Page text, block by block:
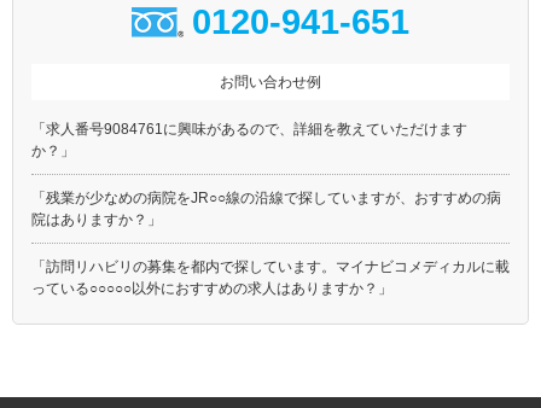
0120-941-651
お問い合わせ例
「求人番号9084761に興味があるので、詳細を教えていただけます
か？」
「残業が少なめの病院をJR○○線の沿線で探していますが、おすすめの病
院はありますか？」
「訪問リハビリの募集を都内で探しています。マイナビコメディカルに載
っている○○○○○以外におすすめの求人はありますか？」